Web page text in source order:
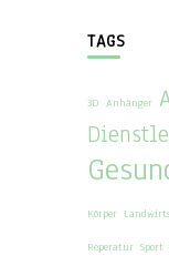
TAGS
3D Anhänger
Körper
Reperatur Sport